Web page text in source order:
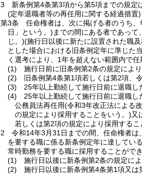
3
新条例第4条第3項から第5項までの規定
(定年退職者等の再任用に関する経過措置)
第3条
任命権者は、次に掲げる者のうち
日」という。) までの間にある者であっ
じ。)(施行日以後に新たに設置された職
とした場合における旧条例定年に準じた
く選考により、1年を超えない範囲内で
(1)
施行日前に旧条例第2条の規定によ
(2)
旧条例第4条第1項若しくは第2項、
(3)
25年以上勤続して施行日前に退職し
(4)
25年以上勤続して施行日前に退職し
公務員法再任用(令和3年改正法による
の規定により採用することをいう。)又
若しくは第2項の規定により採用する
2
令和14年3月31日までの間、任命権者
を要する職に係る新条例定年に達してい
常時勤務を要する職に採用することができ
(1)
施行日以後に新条例第2条の規定に
(2)
施行日以後に新条例第4条第1項又